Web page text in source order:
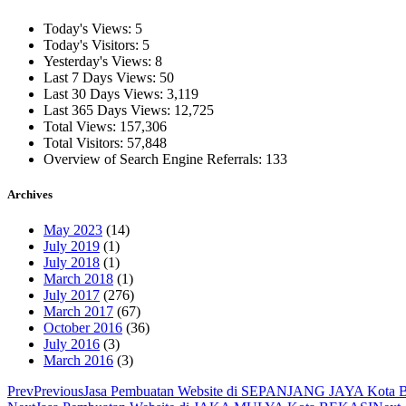
Today's Views: 5
Today's Visitors: 5
Yesterday's Views: 8
Last 7 Days Views: 50
Last 30 Days Views: 3,119
Last 365 Days Views: 12,725
Total Views: 157,306
Total Visitors: 57,848
Overview of Search Engine Referrals: 133
Archives
May 2023 (14)
July 2019 (1)
July 2018 (1)
March 2018 (1)
July 2017 (276)
March 2017 (67)
October 2016 (36)
July 2016 (3)
March 2016 (3)
PrevPreviousJasa Pembuatan Website di SEPANJANG JAYA Kota